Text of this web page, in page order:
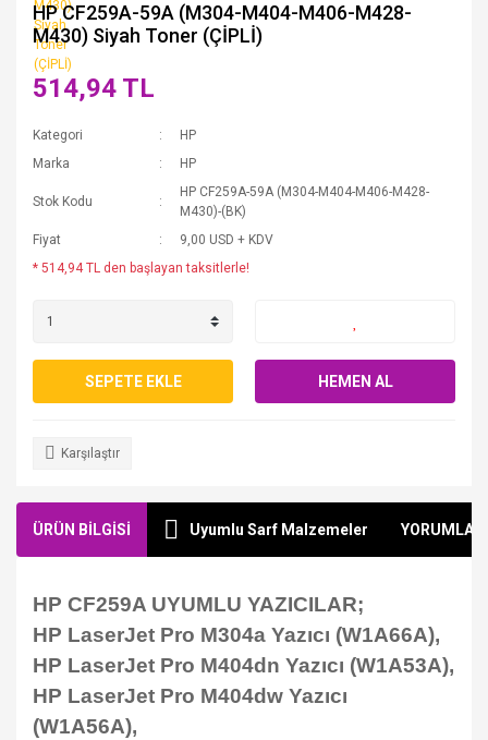
HP CF259A-59A (M304-M404-M406-M428-
M430) Siyah Toner (ÇİPLİ)
514,94 TL
Kategori
HP
Marka
HP
Stok Kodu
HP CF259A-59A (M304-M404-M406-M428-
M430)-(BK)
Fiyat
9,00 USD + KDV
* 514,94 TL den başlayan taksitlerle!
SEPETE EKLE HEMEN AL
Karşılaştır
ÜRÜN BİLGİSİ Uyumlu Sarf Malzemeler YORUMLAR
HP CF259A UYUMLU YAZICILAR;
HP LaserJet Pro M304a Yazıcı (W1A66A),
HP LaserJet Pro M404dn Yazıcı (W1A53A),
HP LaserJet Pro M404dw Yazıcı
(W1A56A),